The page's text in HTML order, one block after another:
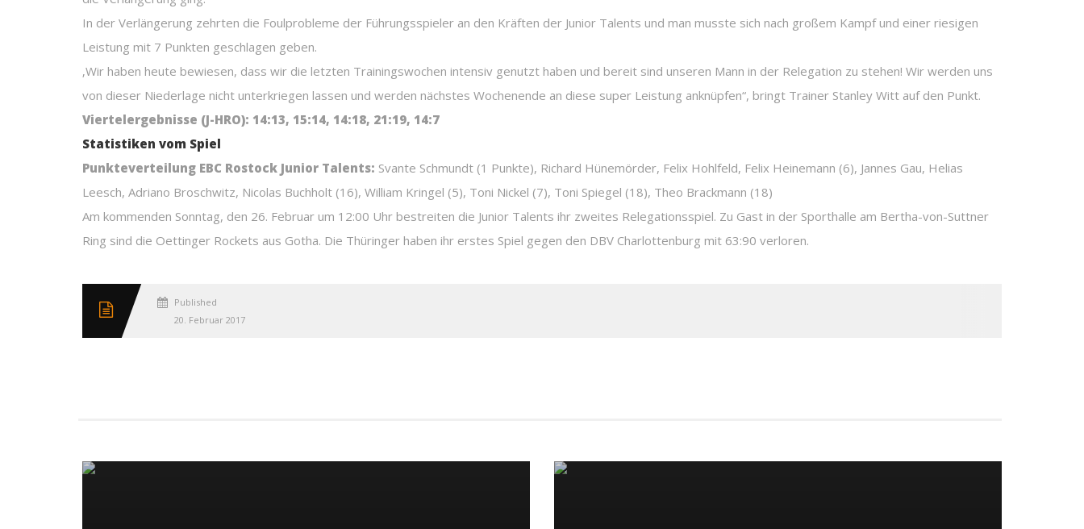
In der Verlängerung zehrten die Foulprobleme der Führungsspieler an den Kräften der Junior Talents und man musste sich nach großem Kampf und einer riesigen
Leistung mit 7 Punkten geschlagen geben.
‚Wir haben heute bewiesen, dass wir die letzten Trainingswochen intensiv genutzt haben und bereit sind unseren Mann in der Relegation zu stehen! Wir werden uns
von dieser Niederlage nicht unterkriegen lassen und werden nächstes Wochenende an diese super Leistung anknüpfen“, bringt Trainer Stanley Witt auf den Punkt.
Viertelergebnisse (J-HRO): 14:13, 15:14, 14:18, 21:19, 14:7
Statistiken vom Spiel
Punkteverteilung EBC Rostock Junior Talents: Svante Schmundt (1 Punkte), Richard Hünemörder, Felix Hohlfeld, Felix Heinemann (6), Jannes Gau, Helias
Leesch, Adriano Broschwitz, Nicolas Buchholt (16), William Kringel (5), Toni Nickel (7), Toni Spiegel (18), Theo Brackmann (18)
Am kommenden Sonntag, den 26. Februar um 12:00 Uhr bestreiten die Junior Talents ihr zweites Relegationsspiel. Zu Gast in der Sporthalle am Bertha-von-Suttner
Ring sind die Oettinger Rockets aus Gotha. Die Thüringer haben ihr erstes Spiel gegen den DBV Charlottenburg mit 63:90 verloren.
Published
20. Februar 2017